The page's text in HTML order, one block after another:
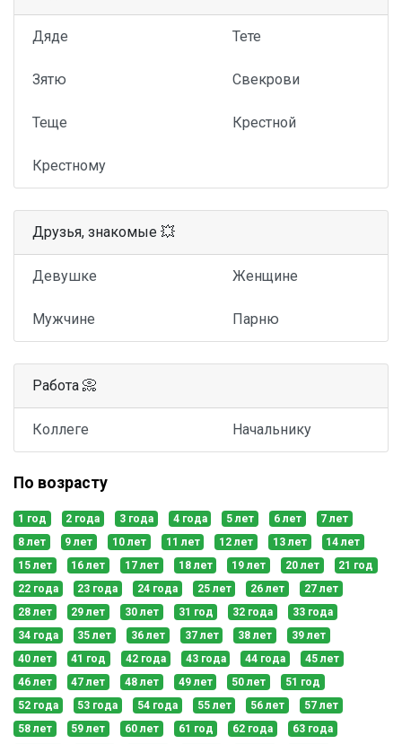
Дяде Тете
Зятю Свекрови
Теще Крестной
Крестному
Друзья, знакомые 💥
Девушке Женщине
Мужчине Парню
Работа 📀
Коллеге Начальнику
По возрасту
1 год 2 года 3 года 4 года 5 лет 6 лет
7 лет
8 лет
9 лет 10 лет 11 лет 12 лет 13 лет
14 лет
15 лет
16 лет 17 лет 18 лет 19 лет 20 лет
21 год
22 года
23 года 24 года 25 лет 26 лет
27 лет
28 лет
29 лет 30 лет 31 год 32 года
33 года
34 года
35 лет 36 лет 37 лет 38 лет
39 лет
40 лет
41 год 42 года 43 года 44 года
45 лет
46 лет
47 лет 48 лет 49 лет 50 лет
51 год
52 года
53 года 54 года 55 лет 56 лет
57 лет
58 лет
59 лет 60 лет 61 год 62 года
63 года